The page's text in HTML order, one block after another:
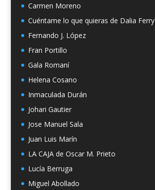
Carmen Moreno
Cuéntame lo que quieras de Dalia Ferry
Fernando J. López
Fran Portillo
Gala Romaní
Helena Cosano
Inmaculada Durán
Johari Gautier
Jose Manuel Sala
Juan Luis Marín
LA CAJA de Oscar M. Prieto
Lucía Berruga
Miguel Abollado